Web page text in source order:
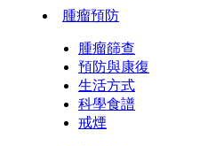
腫瘤預防
腫瘤篩查
預防與康復
生活方式
科學食譜
戒煙